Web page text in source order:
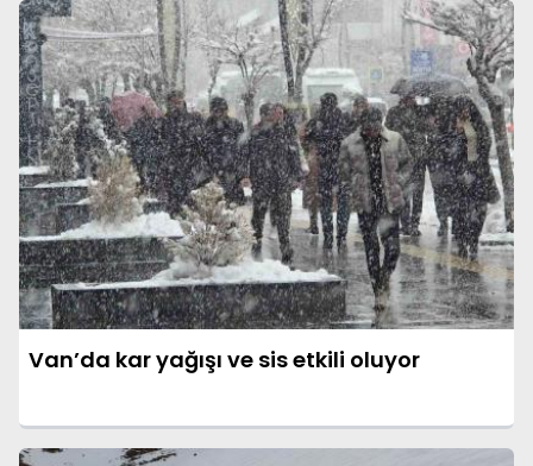
Van’da kar yağışı ve sis etkili oluyor